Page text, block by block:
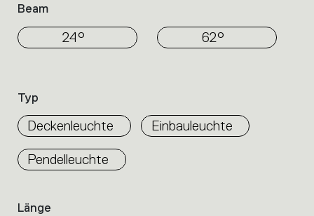
Beam
24° 62°
Typ
Deckenleuchte Einbauleuchte
Pendelleuchte
Länge